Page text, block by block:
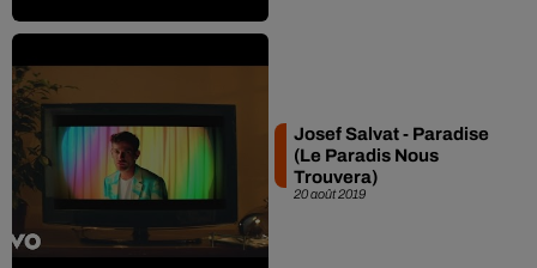
20 août 2019
Josef Salvat - Paradise
(Le Paradis Nous
Trouvera)